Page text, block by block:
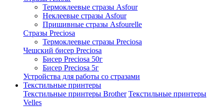
Термоклеевые стразы Asfour
Неклеевые стразы Asfour
Пришивные стразы Asfourelle
Стразы Preciosa
Термоклеевые стразы Preciosa
Чешский бисер Preciosa
Бисер Preciosa 50г
Бисер Preciosa 5г
Устройства для работы со стразами
Текстильные принтеры
Текстильные принтеры Brother Текстильные принтеры
Velles